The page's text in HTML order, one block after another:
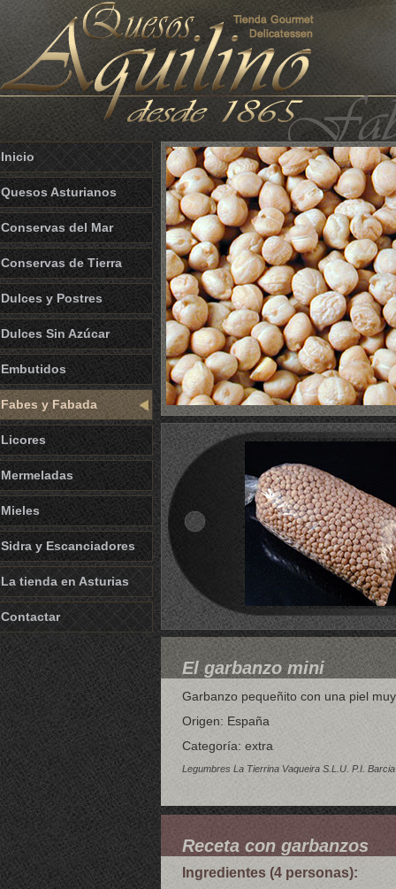
El garbanzo mini
Garbanzo pequeñito con una piel
Origen: España
Categoría: extra
Legumbres La Tierrina Vaqueira S.L.U. P.I.
Receta con garbanzos
Ingredientes (4 personas):
Inicio
Quesos Asturianos
Conservas del Mar
Conservas de Tierra
Dulces y Postres
Dulces Sin Azúcar
Embutidos
Fabes y Fabada
Licores
Mermeladas
Mieles
Sidra y Escanciadores
La tienda en Asturias
Contactar